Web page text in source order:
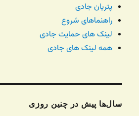
پتریان جادی
راهنماهای شروع
لینک های حمایت جادی
همه لینک های جادی
سال‌ها پیش در چنین روزی